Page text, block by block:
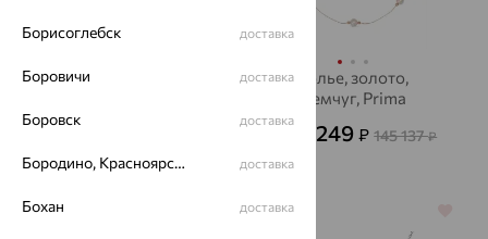
Колье, серебро,
7 775
Колье, золото,
жемчуг, Prima
52 249₽ 145 137₽
64% 64%
Борисоглебск доставка
Боровичи доставка
Боровск доставка
Бородино, Красноярский край доставка
Бохан доставка